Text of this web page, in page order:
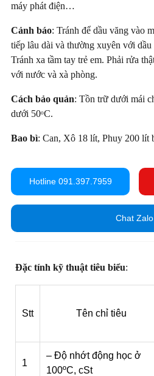
máy phát điện…
Cảnh báo: Tránh để dầu văng vào
tiếp lâu dài và thường xuyên với dầu
Tránh xa tầm tay trẻ em. Phải rửa
với nước và xà phòng.
Cách bảo quản: Tồn trữ dưới mái
dưới 50ᵒC.
Bao bì: Can, Xô 18 lít, Phuy 200 lít
Hotline 091.397.7959
Chat Zalo
Đặc tính kỹ thuật tiêu biểu:
Stt Tên chỉ tiêu
1
– Độ nhớt động học ở
100ºC, cSt